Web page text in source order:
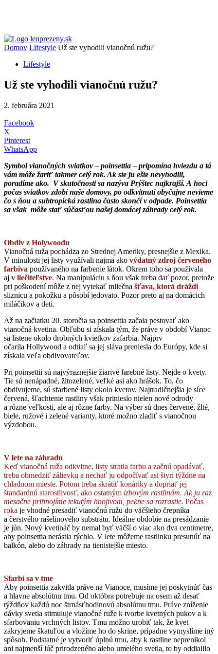
Domov Lifestyle Už ste vyhodili vianočnú ružu?
Lifestyle
Už ste vyhodili vianočnú ružu?
2. februára 2021
Facebook
X
Pinterest
WhatsApp
Symbol vianočných sviatkov – poinsettia – pripomína hviezdu a tá
vám môže žariť takmer celý rok. Ak ste ju ešte nevyhodili,
poradíme ako. V skutočnosti sa nazýva Prýštec najkrajší. A hoci
počas sviatkov zdobí naše domovy, po odkvitnutí obyčajne nevieme
čo s ňou a subtropická rastlina často skončí v odpade. Poinsettia
sa však môže stať súčasťou našej domácej záhrady celý rok.
Obdiv z Holywoodu
Vianočná ruža pochádza zo Strednej Ameriky, presnejšie z Mexika.
V minulosti jej listy využívali najmä ako výdatný zdroj červeného
farbiva používaného na farbenie látok. Okrem toho sa používala
aj v liečiteľstve. Na manipuláciu s ňou však treba dať pozor, pretože
pri poškodení môže z nej vytekať mliečna šťava, ktorá dráždi
sliznicu a pokožku a pôsobí jedovato. Pozor preto aj na domácich
miláčikov a deti.
Až na začiatku 20. storočia sa poinsettia začala pestovať ako
vianočná kvetina. Obľubu si získala tým, že práve v období Vianoc
sa listene okolo drobných kvietkov zafarbia. Najprv
očarila Hollywood a odtiaľ sa jej sláva preniesla do Európy, kde si
získala veľa obdivovateľov.
Pri poinsettii sú najvýraznejšie žiarivé farebné listy. Nejde o kvety.
Tie sú nenápadné, žltozelené, veľké asi ako hrášok. To, čo
obdivujeme, sú sfarbené listy okolo kvetov. Najtradičnejšia je síce
červená, šľachtenie rastliny však prinieslo nielen nové odrody
a rôzne veľkosti, ale aj rôzne farby. Na výber sú dnes červené, žlté,
biele, ružové i zelené varianty, ktoré možno zladiť s vianočnou
výzdobou.
V lete na záhradu
Keď vianočná ruža odkvitne, listy stratia farbu a začnú opadávať,
treba obmedziť zálievku a nechať ju odpočívať asi štyri týždne na
chladnom mieste. Potom treba skrátiť konáriky a dopriať jej
štandardnú starostlivosť, ako ostatným izbovým rastlinám. Ak ju raz
mesačne prihnojíme tekutým hnojivom, pekne sa rozrastie. Počas
roka je vhodné presadiť vianočnú ružu do väčšieho črepníka
a čerstvého rašelinového substrátu. Ideálne obdobie na presádzanie
je jún. Nový kvetináč by nemal byť väčší o viac ako dva centimetre,
aby poinsettia nerástla rýchlo. V lete môžeme rastlinku presunúť na
balkón, alebo do záhrady na tienistejšie miesto.
Sfarbí sa v tme
Aby poinsettia zakvitla práve na Vianoce, musíme jej poskytnúť čas
a hlavne absolútnu tmu. Od októbra potrebuje na osem až desať
týždňov každú noc štrnásťhodinovú absolútnu tmu. Práve zníženie
dávky svetla stimuluje vianočné ruže k tvorbe kvetných pukov a k
sfarbovaniu vrchných listov. Tmu možno urobiť tak, že kvet
zakryjeme škatuľou a vložíme ho do skrine, prípadne vymyslíme iný
spôsob. Podstatné je vytvoriť úplnú tmu, aby k rastline neprenikol
ani najmenší lúč prirodzeného alebo umelého svetla, to by oddialilo